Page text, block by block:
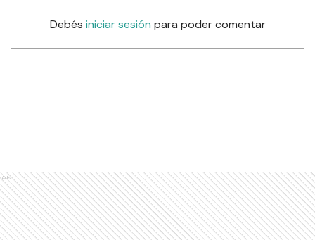
Debés iniciar sesión para poder comentar
Ads